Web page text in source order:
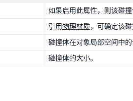
如果启用此属性，则该碰
引用物理材质，可确定该
碰撞体在对象局部空间中的
碰撞体的大小。